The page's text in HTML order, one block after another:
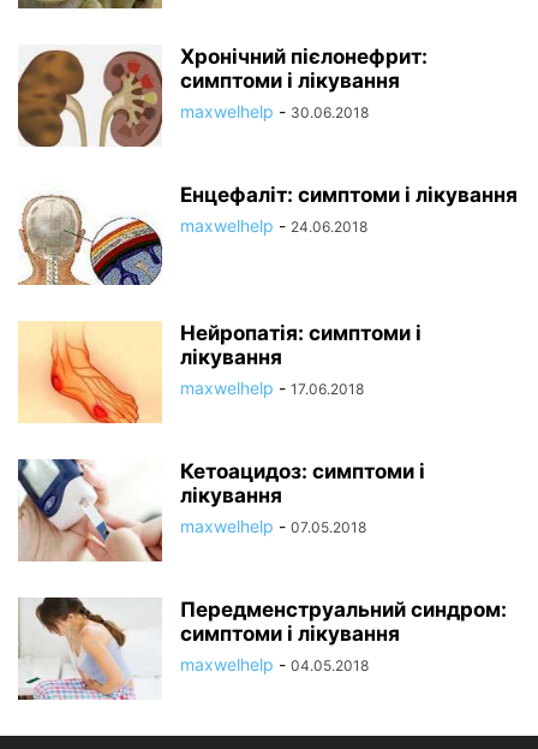
Хронічний пієлонефрит:
симптоми і лікування
maxwelhelp - 30.06.2018
Енцефаліт: симптоми і лікування
maxwelhelp - 24.06.2018
Нейропатія: симптоми і
лікування
maxwelhelp - 17.06.2018
Кетоацидоз: симптоми і
лікування
maxwelhelp - 07.05.2018
Передменструальний синдром:
симптоми і лікування
maxwelhelp - 04.05.2018